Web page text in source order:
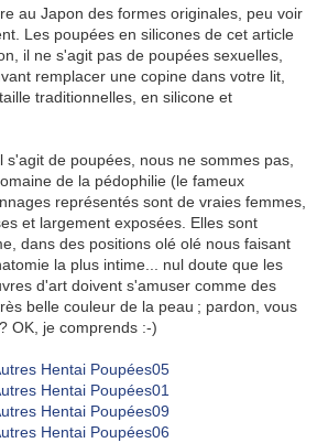
au Japon des formes originales, peu voir
Les poupées en silicones de cet article
il ne s'agit pas de poupées sexuelles,
remplacer une copine dans votre lit,
traditionnelles, en silicone et
s'agit de poupées, nous ne sommes pas,
de la pédophilie (le fameux
représentés sont de vraies femmes,
et largement exposées. Elles sont
dans des positions olé olé nous faisant
la plus intime... nul doute que les
d'art doivent s'amuser comme des
belle couleur de la peau ; pardon, vous
OK, je comprends :-)